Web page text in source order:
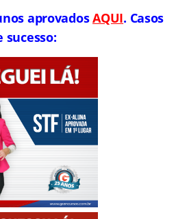
aprovadosAQUI. Casos
sucesso: